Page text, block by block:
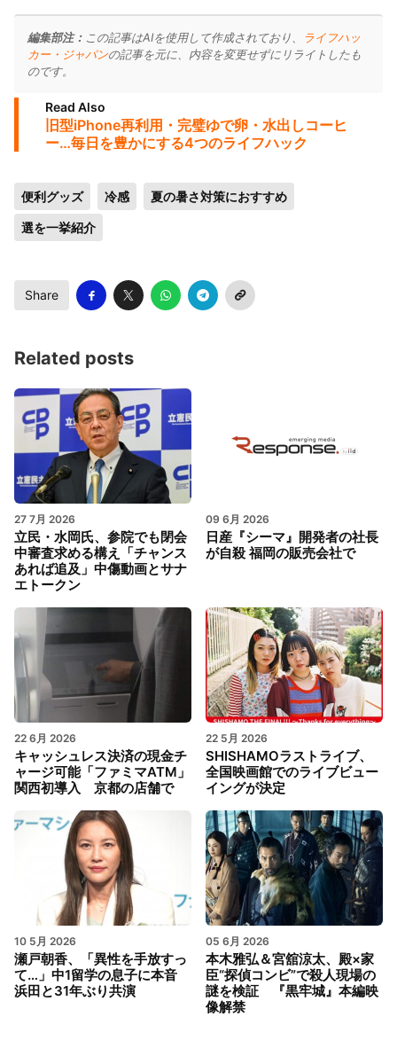
編集部注： この記事はAIを使用して作成されており、
ライフハッ
カー・ジャパンの記事を元に、内容を変更せずにリライトしたも
のです。
Read Also
旧型iPhone再利用・完璧ゆで卵・水出しコーヒ
ー…毎日を豊かにする4つのライフハック
便利グッズ 冷感 夏の暑さ対策におすすめ
選を一挙紹介
Share
Related posts
27 7月 2026
立民・水岡氏、参院でも閉会
中審査求める構え「チャンス
あれば追及」中傷動画とサナ
エトークン
09 6月 2026
日産『シーマ』開発者の社長
が自殺 福岡の販売会社で
22 6月 2026
キャッシュレス決済の現金チ
ャージ可能「ファミマATM」
関西初導入 京都の店舗で
22 5月 2026
SHISHAMOラストライブ、
全国映画館でのライブビュー
イングが決定
10 5月 2026
瀬戸朝香、「異性を手放すっ
て…」中1留学の息子に本音
浜田と31年ぶり共演
05 6月 2026
本木雅弘＆宮舘涼太、殿×家
臣“探偵コンビ”で殺人現場の
謎を検証 『黒牢城』本編映
像解禁